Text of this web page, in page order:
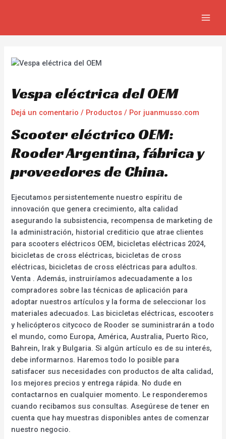
Vespa eléctrica del OEM
Dejá un comentario / Productos / Por juanmusso.com
Scooter eléctrico OEM:
Rooder Argentina, fábrica y
proveedores de China.
Ejecutamos persistentemente nuestro espíritu de
innovación que genera crecimiento, alta calidad
asegurando la subsistencia, recompensa de marketing de
la administración, historial crediticio que atrae clientes
para scooters eléctricos OEM, bicicletas eléctricas 2024,
bicicletas de cross eléctricas, bicicletas de cross
eléctricas, bicicletas de cross eléctricas para adultos.
Venta . Además, instruiríamos adecuadamente a los
compradores sobre las técnicas de aplicación para
adoptar nuestros artículos y la forma de seleccionar los
materiales adecuados. Las bicicletas eléctricas, escooters
y helicópteros citycoco de Rooder se suministrarán a todo
el mundo, como Europa, América, Australia, Puerto Rico,
Bahrein, Irak y Bulgaria. Si algún artículo es de su interés,
debe informarnos. Haremos todo lo posible para
satisfacer sus necesidades con productos de alta calidad,
los mejores precios y entrega rápida. No dude en
contactarnos en cualquier momento. Le responderemos
cuando recibamos sus consultas. Asegúrese de tener en
cuenta que hay muestras disponibles antes de comenzar
nuestro negocio.